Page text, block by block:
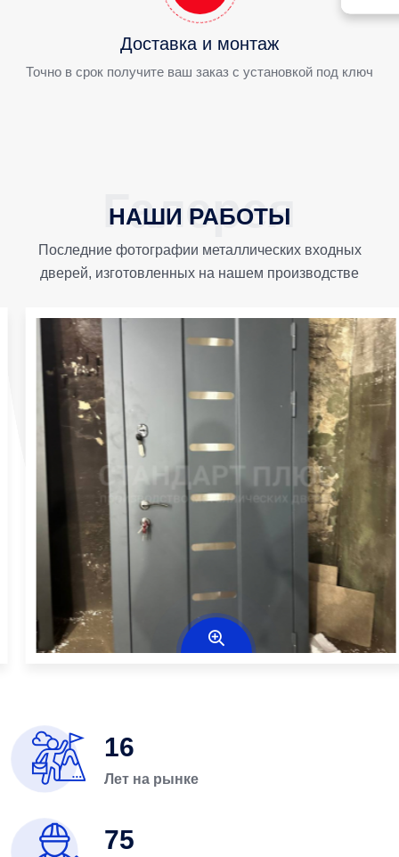
Доставка и монтаж
Точно в срок получите ваш заказ с установкой под ключ
НАШИ РАБОТЫ
Последние фотографии металлических входных
дверей, изготовленных на нашем производстве
16
Лет на рынке
75